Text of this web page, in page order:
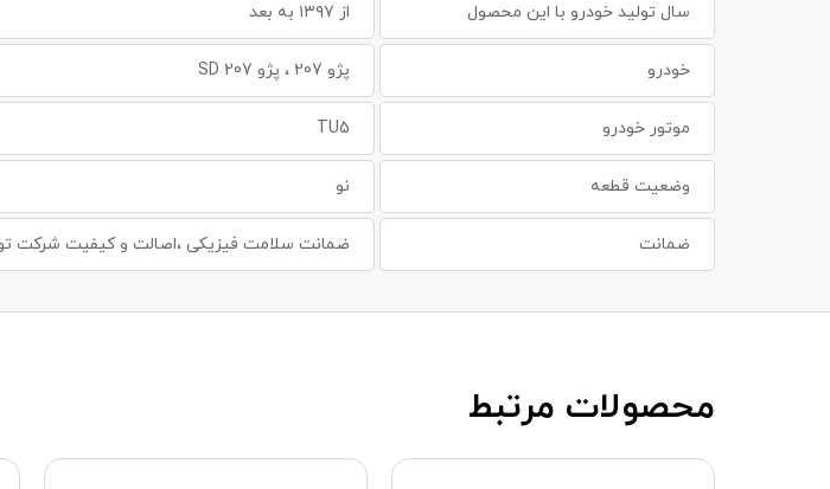
سال تولید خودرو با این محصول از ۱۳۹۷ به بعد
خودرو پژو 207 ، پژو 207 SD
موتور خودرو TU5
وضعیت قطعه نو
ضمانت ضمانت سلامت فیزیکی ،اصالت و کیفیت شرکت
محصولات مرتبط